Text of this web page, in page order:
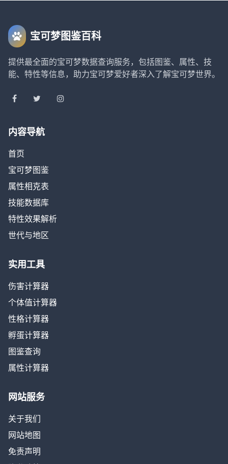
宝可梦图鉴百科
提供最全面的宝可梦数据查询服务，包括图鉴、属性、技
能、特性等信息，助力宝可梦爱好者深入了解宝可梦世界。
内容导航
首页
宝可梦图鉴
属性相克表
技能数据库
特性效果解析
世代与地区
实用工具
伤害计算器
个体值计算器
性格计算器
孵蛋计算器
图鉴查询
属性计算器
网站服务
关于我们
网站地图
免责声明